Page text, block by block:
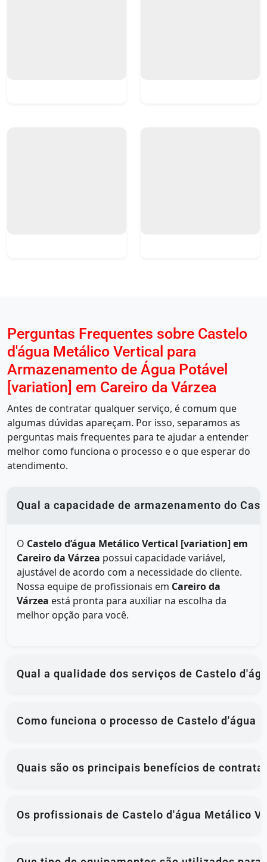
Perguntas Frequentes sobre Castelo
d'água Metálico Vertical para
Armazenamento de Água Potável
[variation] em Careiro da Várzea
Antes de contratar qualquer serviço, é comum que
algumas dúvidas apareçam. Por isso, separamos as
perguntas mais frequentes para te ajudar a entender
melhor como funciona o processo e o que esperar do
atendimento.
Qual a capacidade de armazenamento do
O Castelo d’água Metálico Vertical [variation] em
Careiro da Várzea possui capacidade variável,
ajustável de acordo com a necessidade do cliente.
Nossa equipe de profissionais em Careiro da
Várzea está pronta para auxiliar na escolha da
melhor opção para você.
Qual a qualidade dos serviços de Castelo
Como funciona o processo de Castelo d'água
Quais são os principais benefícios de
Os profissionais de Castelo d'água Metálico